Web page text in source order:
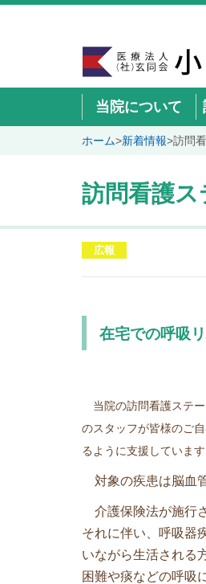
当院について
ホーム>新着情報>訪問
訪問看護
広報
在宅での呼吸
当院の訪問看護ステー
のスタッフが皆様のご
るように支援しています
対象の疾患は脳血
介護保険法が施行
それに伴い、呼吸器
いながら生活される
困難や痰などの呼吸